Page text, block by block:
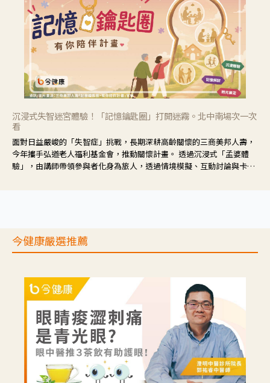
沉浸式失智迷宮體驗！「記憶鑰匙圈」打開迷霧。北中南場次一次
看
面對日益嚴峻的「失智症」挑戰，長期深耕高齡關懷的三商美邦人壽，
今年攜手弘道老人福利基金會，推動關懷計畫。 透過沉浸式「孟婆體
驗」，由講師帶領參與者化身為旅人，透過情境模擬、互動討論與卡牌
今健康嚴選推薦